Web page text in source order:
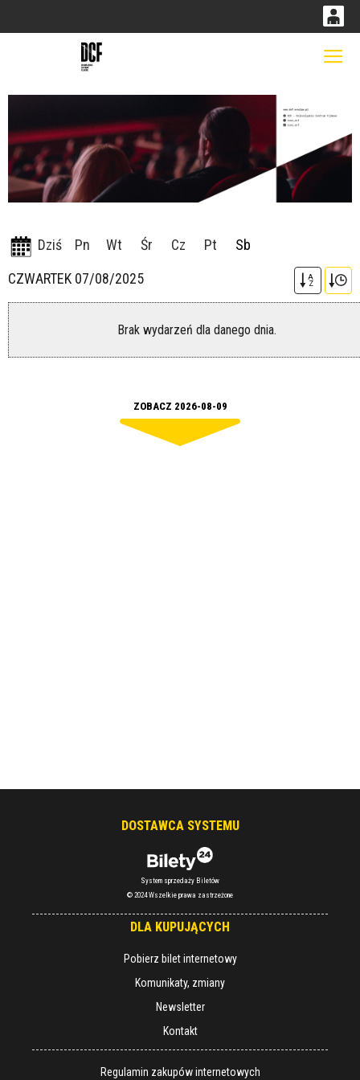
PLN
14
Dziś Pn Wt Śr Cz Pt
Sb
CZWARTEK 07/08/2025
A
Z
Brak wydarzeń dla danego dnia.
ZOBACZ 2026-08-09
DOSTAWCA SYSTEMU
System sprzedaży Biletów
© 2024 Wszelkie prawa zastrzeżone
DLA KUPUJĄCYCH
Pobierz bilet internetowy
Komunikaty, zmiany
Newsletter
Kontakt
Regulamin zakupów internetowych